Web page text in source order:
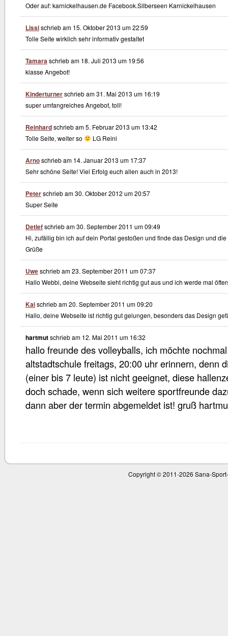
Oder auf: karnickelhausen.de Facebook.Silberseen Karnickelhausen
Lissischrieb am 15. Oktober 2013 um22:59
Tolle Seite wirklich sehr informativ gestaltet
Tamaraschrieb am 18. Juli 2013 um 19:56
klasse Angebot!
Kinderturnerschrieb am31. Mai 2013 um 16:19
super umfangreiches Angebot, toll!
Reinhardschrieb am5. Februar 2013 um 13:42
Tolle Seite, weiter so
LG Reini
Arnoschrieb am 14. Januar 2013 um 17:37
Sehr schöne Seite! Viel Erfolg euch allen auch in 2013!
Peterschrieb am30. Oktober 2012 um20:57
Super Seite
Detlefschrieb am30. September 2011 um09:49
Hi, zufällig bin ich auf dein Portal gestoßen und finde das Design und
Grüße
Uweschrieb am23. September 2011 um07:37
Hallo Webbi, deine Webseite sieht richtig gut aus und ich werde mal
Kaischrieb am20. September 2011 um09:20
Hallo, deine Webseite ist richtig gut gelungen, besonders das Design
hartmutschrieb am 12. Mai 2011 um 16:32
hallo freunde des volleyballs, ich möchte
altstadtschule freitags, 20:00 uhr erinnern, denn
(einer bis 7 leute) ist nicht geeignet, diese
doch schade, wenn sich weitere sportfreunde
dann aber der termin abgemeldet ist! gruß
Copyright © 2011-2026 Sana-